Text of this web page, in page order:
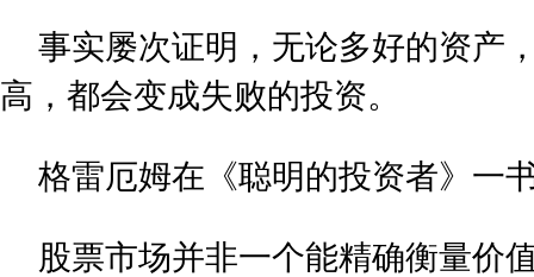
事实屡次证明，无论多好的资产
高，都会变成失败的投资。
格雷厄姆在《聪明的投资者》一
股票市场并非一个能精确衡量价